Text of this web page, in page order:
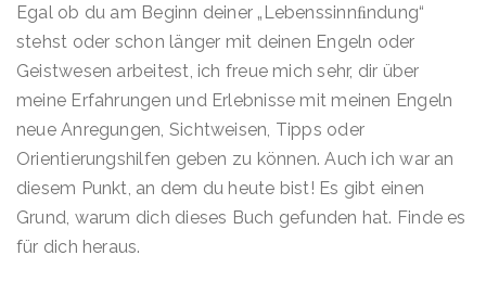
Egal ob du am Beginn deiner „Lebenssinnﬁndung“
stehst oder schon länger mit deinen Engeln oder
Geistwesen arbeitest, ich freue mich sehr, dir über
meine Erfahrungen und Erlebnisse mit meinen Engeln
neue Anregungen, Sichtweisen, Tipps oder
Orientierungshilfen geben zu können. Auch ich war an
diesem Punkt, an dem du heute bist! Es gibt einen
Grund, warum dich dieses Buch gefunden hat. Finde es
für dich heraus.